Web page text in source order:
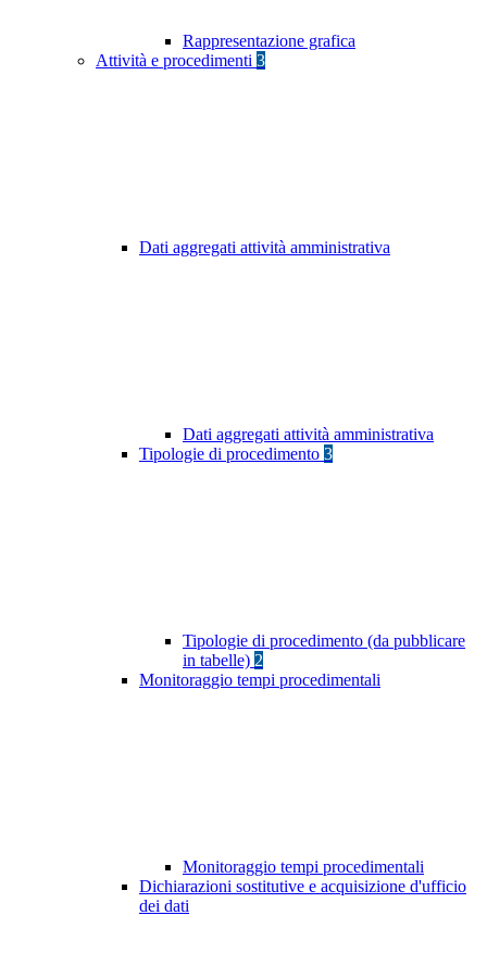
Rappresentazione grafica
Attività e procedimenti 3
Dati aggregati attività amministrativa
Dati aggregati attività amministrativa
Tipologie di procedimento 3
Tipologie di procedimento (da pubblicare
in tabelle) 2
Monitoraggio tempi procedimentali
Monitoraggio tempi procedimentali
Dichiarazioni sostitutive e acquisizione d'ufficio
dei dati